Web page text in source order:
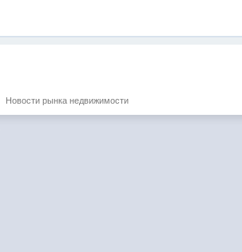
Новости рынка недвижимости